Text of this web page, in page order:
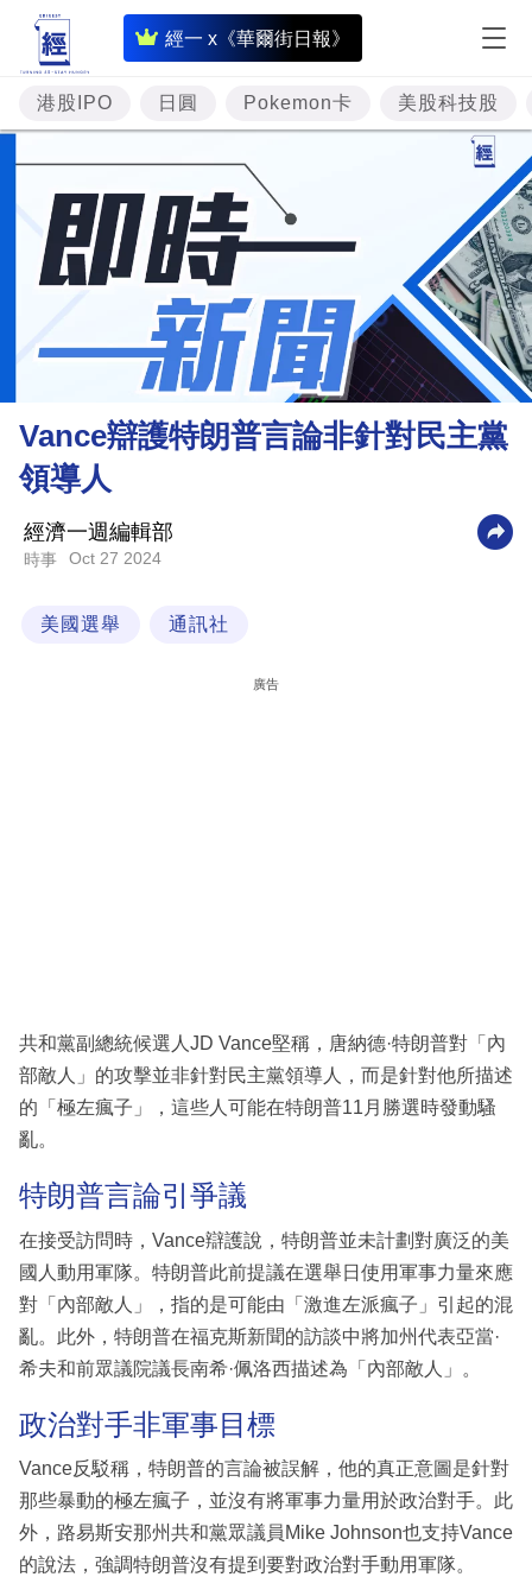
經一 x《華爾街日報》
即
時
財
經
專
題
投
資
樓
市
財
業
科
區
港股IPO 日圓 Pokemon卡 美股科技股
Vance辯護特朗普言論非針對民主黨
領導人
經濟一週編輯部
時事 Oct 27 2024
美國選舉 通訊社
廣告
共和黨副總統候選人JD Vance堅稱，唐納德·特朗普對「內
部敵人」的攻擊並非針對民主黨領導人，而是針對他所描述
的「極左瘋子」，這些人可能在特朗普11月勝選時發動騷
亂。
特朗普言論引爭議
在接受訪問時，Vance辯護說，特朗普並未計劃對廣泛的美
國人動用軍隊。特朗普此前提議在選舉日使用軍事力量來應
對「內部敵人」，指的是可能由「激進左派瘋子」引起的混
亂。此外，特朗普在福克斯新聞的訪談中將加州代表亞當·
希夫和前眾議院議長南希·佩洛西描述為「內部敵人」。
政治對手非軍事目標
Vance反駁稱，特朗普的言論被誤解，他的真正意圖是針對
那些暴動的極左瘋子，並沒有將軍事力量用於政治對手。此
外，路易斯安那州共和黨眾議員Mike Johnson也支持Vance
的說法，強調特朗普沒有提到要對政治對手動用軍隊。